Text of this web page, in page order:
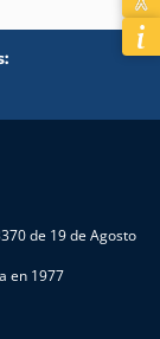
de 19 de Agosto
en 1977